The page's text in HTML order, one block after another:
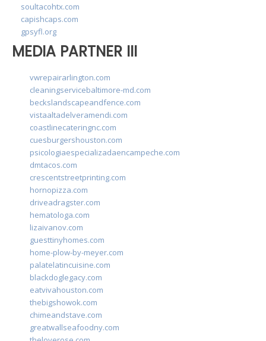
soultacohtx.com
capishcaps.com
gpsyfl.org
MEDIA PARTNER III
vwrepairarlington.com
cleaningservicebaltimore-md.com
beckslandscapeandfence.com
vistaaltadelveramendi.com
coastlinecateringnc.com
cuesburgershouston.com
psicologiaespecializadaencampeche.com
dmtacos.com
crescentstreetprinting.com
hornopizza.com
driveadragster.com
hematologa.com
lizaivanov.com
guesttinyhomes.com
home-plow-by-meyer.com
palatelatincuisine.com
blackdoglegacy.com
eatvivahouston.com
thebigshowok.com
chimeandstave.com
greatwallseafoodny.com